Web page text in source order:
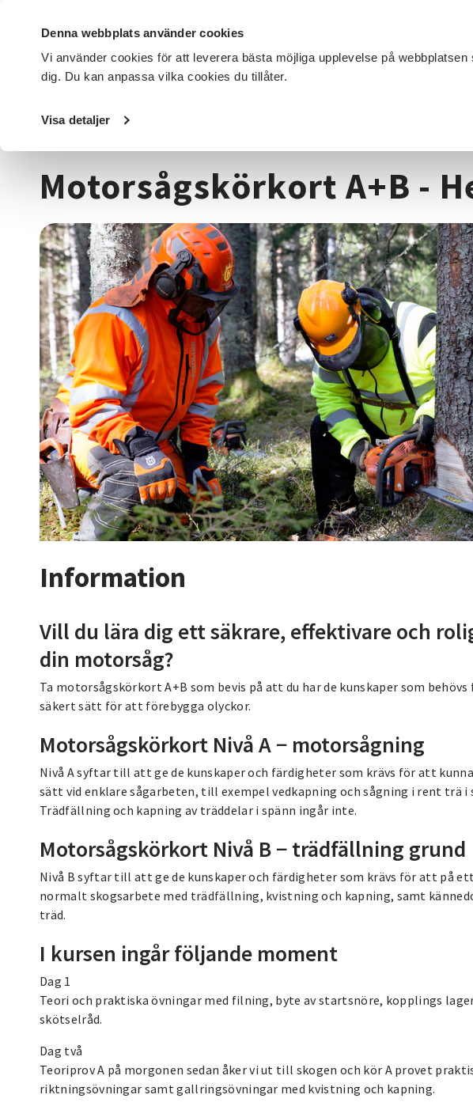
Denna webbplats använder cookies
Vi använder cookies för att leverera bästa möjliga upplevelse på
dig. Du kan anpassa vilka cookies du tillåter.
Visa detaljer
DET HÄR GÖR VI FÖR DIG SOM SÖK KURSER OCH EVENEMANG
Startsida / Kurser och evenemang
Motorsågskörkort A+B -
Information
Vill du lära dig ett säkrare, effektivare och
din motorsåg?
Ta motorsågskörkort A+B som bevis på att du har de kunskaper som
säkert sätt för att förebygga olyckor.
Motorsågskörkort Nivå A − motorsågning
Nivå A syftar till att ge de kunskaper och färdigheter som krävs för att
sätt vid enklare sågarbeten, till exempel vedkapning och sågning i rent trä i
Trädfällning och kapning av träddelar i spänn ingår inte.
Motorsågskörkort Nivå B − trädfällning grund
Nivå B syftar till att ge de kunskaper och färdigheter som krävs för att på
normalt skogsarbete med trädfällning, kvistning och kapning, samt
träd.
I kursen ingår följande moment
Dag 1
Teori och praktiska övningar med filning, byte av startsnöre, kopplings
skötselråd.
Dag två
Teoriprov A på morgonen sedan åker vi ut till skogen och kör A provet
riktningsövningar samt gallringsövningar med kvistning och kapning.